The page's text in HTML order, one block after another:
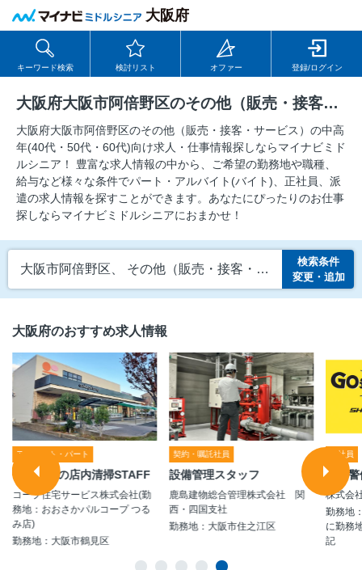
大阪府
キーワード検索 検討リスト オファー 登録/ログイン
大阪府大阪市阿倍野区のその他（販売・接客・サービス）の求人
大阪府大阪市阿倍野区のその他（販売・接客・サービス）の中⾼
年(40代・50代・60代)向け求⼈・仕事情報探しならマイナビミド
ルシニア！ 豊富な求人情報の中から、ご希望の勤務地や職種、
給与など様々な条件でパート・アルバイト(バイト)、正社員、派
遣の求人情報を探すことができます。あなたにぴったりのお仕事
探しならマイナビミドルシニアにおまかせ！
大阪市阿倍野区、 その他（販売・接客・サービス）
検索条件
変更・追加
大阪府のおすすめ求人情報
アルバイト・パート
スーパーの店内清掃STAFF
コープ住宅サービス株式会社(勤
務地：おおさかパルコープ つる
み店)
勤務地：大阪市鶴見区
契約・嘱託社員
設備管理スタッフ
鹿島建物総合管理株式会社 関
西・四国支社
勤務地：大阪市住之江区
正社員
施設
株式会
勤務地
に勤務
記